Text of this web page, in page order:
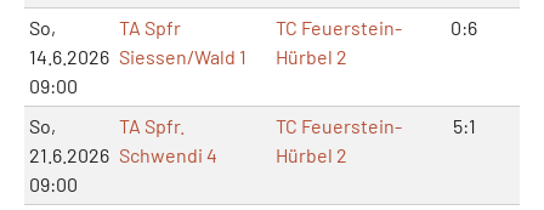
So,
14.6.2026
09:00
TA Spfr
Siessen/Wald 1
TC Feuerstein-
Hürbel 2
0:6
So,
21.6.2026
09:00
TA Spfr.
Schwendi 4
TC Feuerstein-
Hürbel 2
5:1